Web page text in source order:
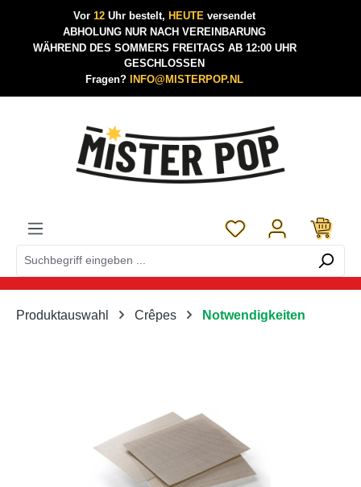
Zum Hauptinhalt springen
Vor 12 Uhr bestelt, HEUTE versendet
ABHOLUNG NUR NACH VEREINBARUNG
WÄHREND DES SOMMERS FREITAGS AB 12:00 UHR
GESCHLOSSEN
Fragen?
INFO@MISTERPOP.NL
Du hast 0 Produkte
Produktauswahl Crêpes Notwendigkeiten